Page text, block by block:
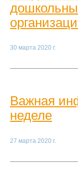
30 марта 2020 г.
Важная
неделе
27 марта 2020 г.